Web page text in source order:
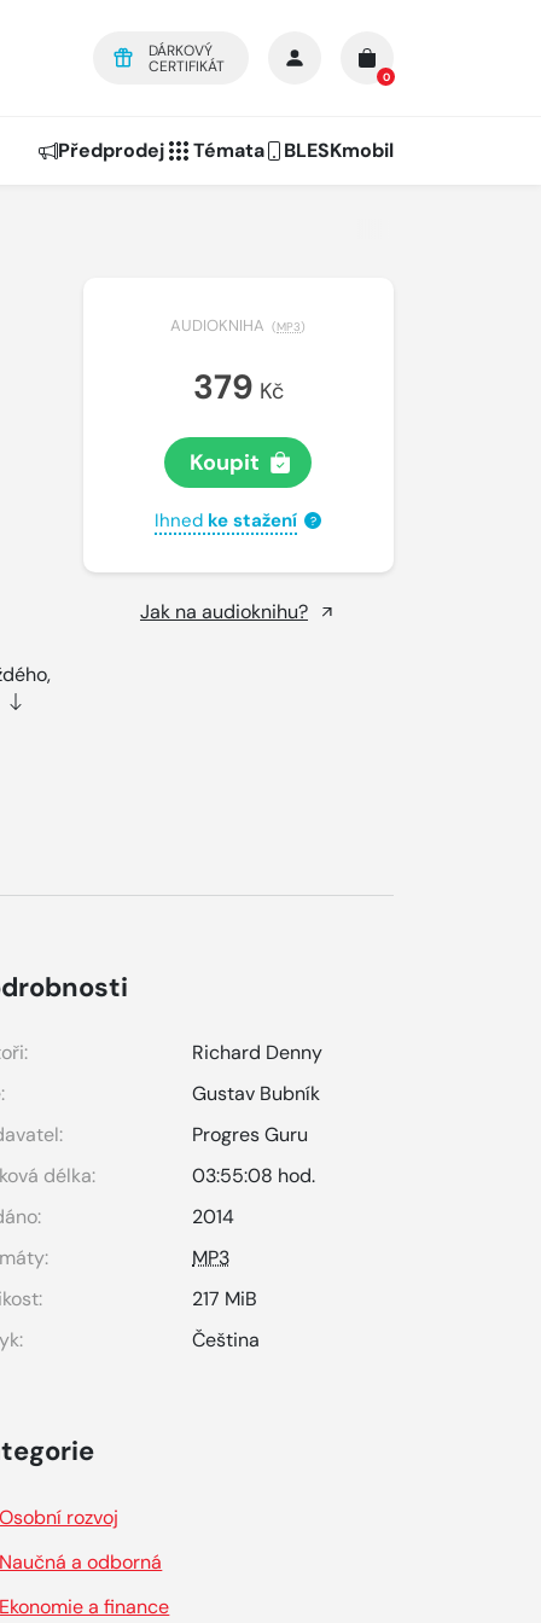
DÁRKOVÝ
CERTIFIKÁT
0
Předprodej Témata BLESKmobil
AUDIOKNIHA (MP3)
379 Kč
Koupit
Ihned ke stažení ?
Jak na audioknihu?
Richard Denny
Gustav Bubník
Progres Guru
délka:
03:55:08 hod.
2014
MP3
217 MiB
Čeština
Osobní rozvoj
Naučná a odborná
Ekonomie a finance